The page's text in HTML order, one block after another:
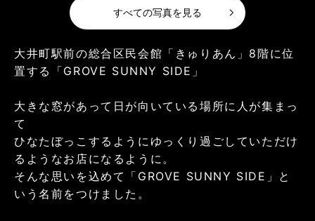
すべての写真を見る
大井町駅前の総合区民会館「きゅりあん」8階に位
置する「GROVE SUNNY SIDE」
大きな窓があって日が向いている場所に人が集まっ
て
ひなたぼっこするようにゆっくり過ごしていただけ
るようなお店になるように。
そんな思いを込めて「GROVE SUNNY SIDE」と
いう名前をつけました。